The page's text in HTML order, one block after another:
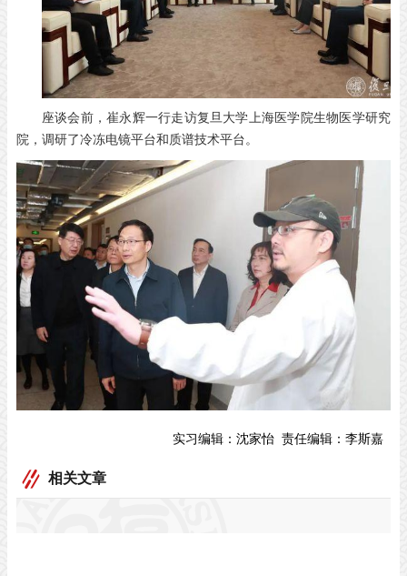
座谈会前，崔永辉一行走访复旦大学上海医学院生物医学研究
院，调研了冷冻电镜平台和质谱技术平台。
实习编辑： 沈家怡 责任编辑： 李斯嘉
相关文章